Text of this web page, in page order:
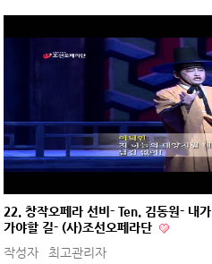
22. 창작오페라 선비- Ten. 김동원- 내가
가야할 길- (사)조선오페라단
작성자
최고관리자